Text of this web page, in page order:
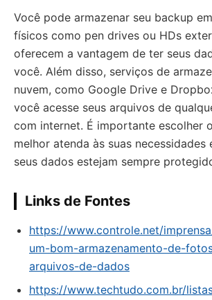
Você pode armazenar seu backup
físicos como pen drives ou HDs
oferecem a vantagem de ter seus
você. Além disso, serviços de
nuvem, como Google Drive e
você acesse seus arquivos de
com internet. É importante escolher
melhor atenda às suas necessidades
seus dados estejam sempre
Links de Fontes
https://www.controle.net/
um-bom-armazenamento-de-
arquivos-de-dados
https://www.techtudo.com.br/